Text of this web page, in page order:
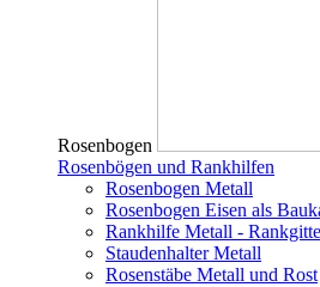
Rosenbogen
Rosenbögen und Rankhilfen
Rosenbogen Metall
Rosenbogen Eisen als
Rankhilfe Metall -
Staudenhalter Metall
Rosenstäbe Metall und Rost